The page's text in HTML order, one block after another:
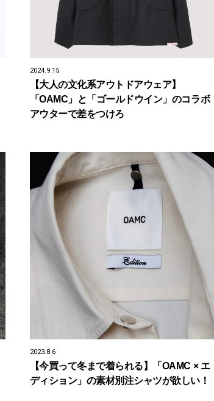
2024.9.15
【大人の文化系アウトドアウェア】
「OAMC」と「ゴールドウイン」のコラボ
アウターで差をつけろ
2023.8.6
【今買って冬まで着られる】「OAMC × エ
ディション」の素材別注シャツが欲しい！